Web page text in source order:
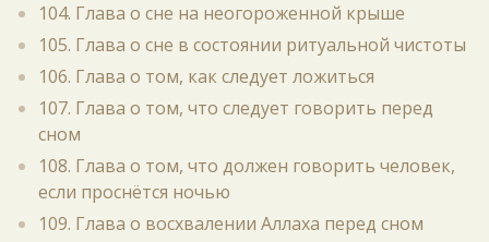
104. Глава о сне на неогороженной крыше
105. Глава о сне в состоянии ритуальной чистоты
106. Глава о том, как следует ложиться
107. Глава о том, что следует говорить перед
сном
108. Глава о том, что должен говорить человек,
если проснётся ночью
109. Глава о восхвалении Аллаха перед сном